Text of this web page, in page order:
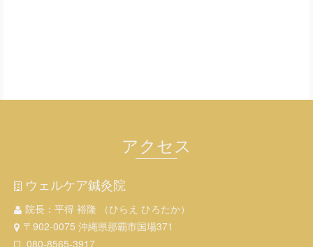
アクセス
ウェルケア鍼灸院
院長：平得 裕隆 （ひらえ ひろたか）
〒902-0075 沖縄県那覇市国場371
080-8565-3917